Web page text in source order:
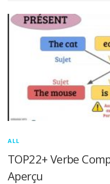
ALL
TOP22+ Verbe
Aperçu